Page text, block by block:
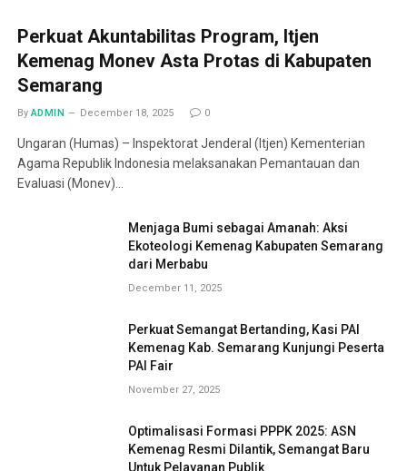
Perkuat Akuntabilitas Program, Itjen
Kemenag Monev Asta Protas di Kabupaten
Semarang
By ADMIN December 18, 2025 0
Ungaran (Humas) – Inspektorat Jenderal (Itjen) Kementerian
Agama Republik Indonesia melaksanakan Pemantauan dan
Evaluasi (Monev)…
Menjaga Bumi sebagai Amanah: Aksi
Ekoteologi Kemenag Kabupaten Semarang
dari Merbabu
December 11, 2025
Perkuat Semangat Bertanding, Kasi PAI
Kemenag Kab. Semarang Kunjungi Peserta
PAI Fair
November 27, 2025
Optimalisasi Formasi PPPK 2025: ASN
Kemenag Resmi Dilantik, Semangat Baru
Untuk Pelayanan Publik